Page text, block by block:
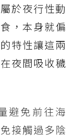
於夜行性動
，本身就偏
特性讓這兩
夜間吸收穢
避免前往海
接觸過多陰